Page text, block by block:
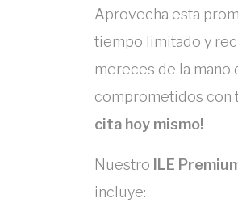
Aprovecha esta
tiempo limitado y
mereces de la mano
comprometidos con
cita hoy mismo!
Nuestro ILE
incluye: